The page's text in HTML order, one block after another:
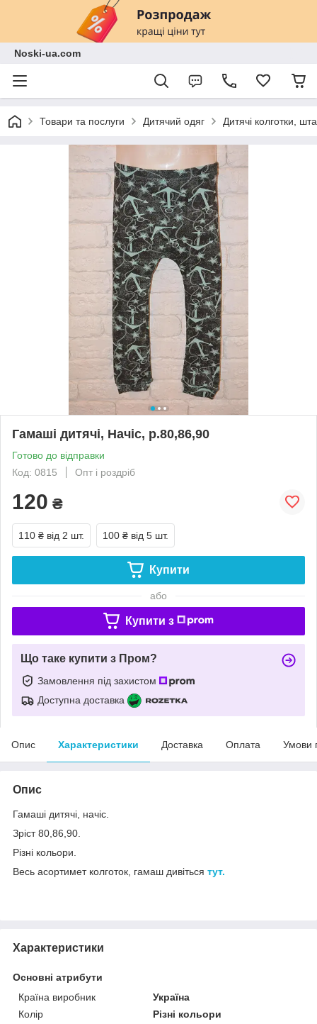
Noski-ua.com
Товари та послуги Дитячий одяг Дитячі колготки,
Гамаші дитячі, Начіс, р.80,86,90
Готово до відправки
Код: 0815
Опт і роздріб
120 ₴
110 ₴ від 2 шт. 100 ₴ від 5 шт.
Купити
або
Купити з
Що таке купити з Пром?
Замовлення під захистом
Доступна доставка
Опис Характеристики Доставка Оплата Умови
Опис
Гамаші дитячі, начіс.
Зріст 80,86,90.
Різні кольори.
Весь асортимет колготок, гамаш дивіться тут.
Характеристики
Основні атрибути
Країна виробник
Україна
Колір
Різні кольори